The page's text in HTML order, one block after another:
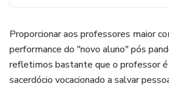
Proporcionar aos professores maior
performance do "novo aluno" pós
refletimos bastante que o professor é
sacerdócio vocacionado a salvar